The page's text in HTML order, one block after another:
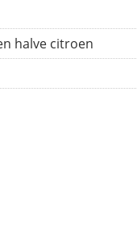
halve citroen